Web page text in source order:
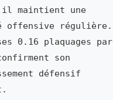
il maintient une
offensive régulière.
0.16 plaquages par
son
défensif